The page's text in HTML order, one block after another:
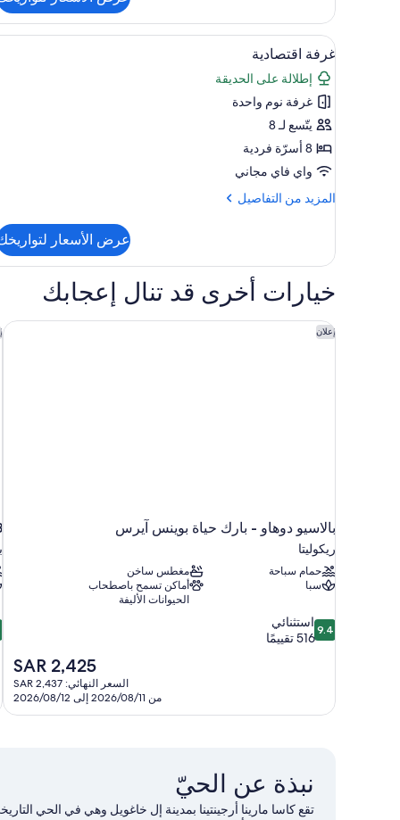
غرفة
مزدوجة
مريحة
استعراض
جميع
صور
غرفة
اقتصادية
ملاءات للفراش لا تسبب
5
غرفة اقتصادية
إطلالة على الحديقة
غرفة نوم واحدة
يتّسع لـ 8
8 أسرّة فردية
واي فاي مجاني
المزيد من التفاصيل
المزيد
غرفة
اقتصادية
عرض الأسعار
خيارات أخرى قد تنال إعجابك
إعلان
بالاسيو دوهاو - بارك حياة بوينس آيرس
ريكوليتا
حمام سباحة
مغطس ساخن
سبا
أماكن تسمح باصطحاب
الحيوانات الأليفة
9.4
من
تقييمًا
9.4 استثنائي
516 تقييمًا
السعر
الحالي
هو
SAR 2,425
السعر النهائي: SAR 2,437
من 2026/08/11 إلى 2026/08/12
بالاسيو دوهاو - بارك حياة بوينس آيرس
نبذة عن الحيّ
تقع كاسا مارينا أرجينتينا بمدينة إل خاغويل وهي في الحي